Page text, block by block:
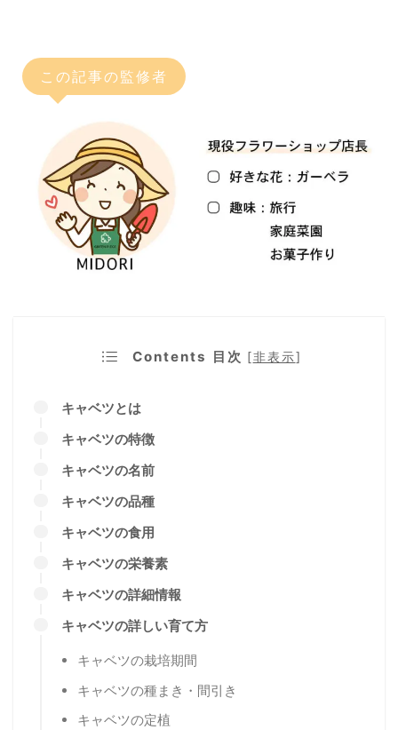
この記事の監修者
Contents 目次 [非表示]
キャベツとは
キャベツの特徴
キャベツの名前
キャベツの品種
キャベツの食用
キャベツの栄養素
キャベツの詳細情報
キャベツの詳しい育て方
キャベツの栽培期間
キャベツの種まき・間引き
キャベツの定植